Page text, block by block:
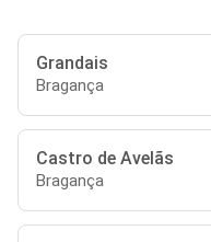
Grandais
Bragança
Castro de Avelãs
Bragança